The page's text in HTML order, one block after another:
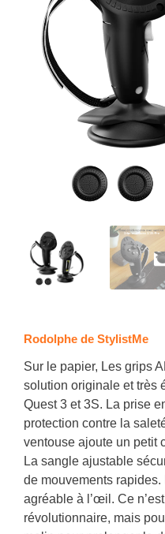
Rodolphe de StylistMe
Sur le papier, Les grips
solution originale et très
Quest 3 et 3S. La prise
protection contre la
ventouse ajoute un petit
La sangle ajustable
de mouvements
agréable à l’œil. Ce
révolutionnaire, mais